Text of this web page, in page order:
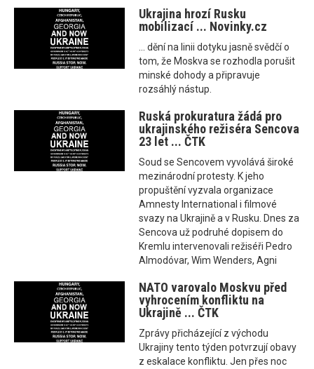
Ukrajina hrozí Rusku
mobilizací ... Novinky.cz
... dění na linii dotyku jasně svědčí o
tom, že Moskva se rozhodla porušit
minské dohody a připravuje
rozsáhlý nástup.
Ruská prokuratura žádá pro
ukrajinského režiséra Sencova
23 let ... ČTK
Soud se Sencovem vyvolává široké
mezinárodní protesty. K jeho
propuštění vyzvala organizace
Amnesty International i filmové
svazy na Ukrajině a v Rusku. Dnes za
Sencova už podruhé dopisem do
Kremlu intervenovali režiséři Pedro
Almodóvar, Wim Wenders, Agni
NATO varovalo Moskvu před
vyhrocením konfliktu na
Ukrajině ... ČTK
Zprávy přicházející z východu
Ukrajiny tento týden potvrzují obavy
z eskalace konfliktu. Jen přes noc